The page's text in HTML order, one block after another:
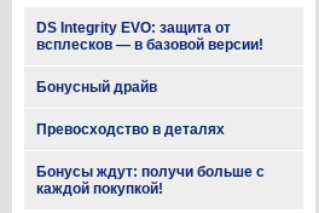
DS Integrity EVO: защита от
всплесков — в базовой версии!
Бонусный драйв
Превосходство в деталях
Бонусы ждут: получи больше с
каждой покупкой!